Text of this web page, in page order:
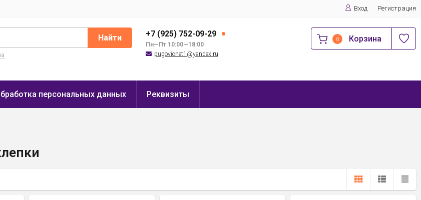
Вход Регистрация
+7 (925) 752-09-29
Пн—Пт 10:00—18:00
pugovicnet1@yandex.ru
Найти 0 Корзина
персональных данных Реквизиты